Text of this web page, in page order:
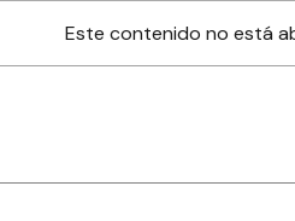
Este contenido no está